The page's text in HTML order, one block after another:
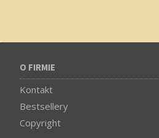
O FIRMIE
Kontakt
Bestsellery
Copyright